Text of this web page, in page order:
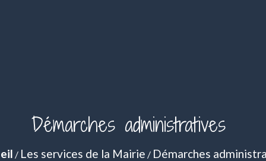
Démarches administratives
/ Les services de la Mairie / Démarches